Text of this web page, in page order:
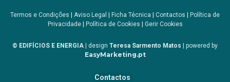
Termos e Condições | Aviso Legal | Ficha Técnica | Contactos | Política de
Privacidade| Política de Cookies | Gerir Cookies
© EDIFÍCIOS E ENERGIA | design Teresa Sarmento Matos | powered by
EasyMarketing.pt
Contactos